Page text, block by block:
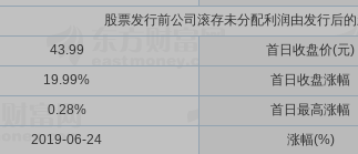
股票发行前公司滚存未分配利润由发行后
43.99 首日收盘价(元)
19.99% 首日收盘涨幅
0.28% 首日最高涨幅
2019-06-24 涨幅(%)